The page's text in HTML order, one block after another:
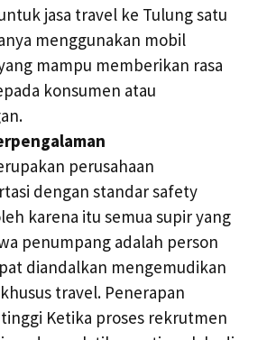
jasa travel ke Tulung satu
menggunakan mobil
mampu memberikan rasa
konsumen atau
perusahaan
dengan standar safety
karena itu semua supir yang
penumpang adalah person
diandalkan mengemudikan
travel. Penerapan
Ketika proses rekrutmen